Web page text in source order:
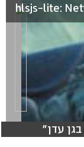
hlsjs-lite:
עדן"